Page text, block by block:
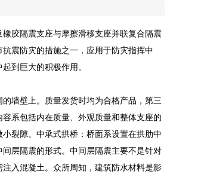
胶隔震支座与摩擦滑移支座并联复合隔震
震防灾的措施之一，应用于防灾指挥中
到巨大的积极作用。
墙壁上。质量发货时均为合格产品，第三
系包括内在质量、外观质量和整体支座的
裂隙。中承式拱桥：桥面系设置在拱肋中
层隔震的形式。中间层隔震主要不是针对
入混凝土。众所周知，建筑防水材料是影